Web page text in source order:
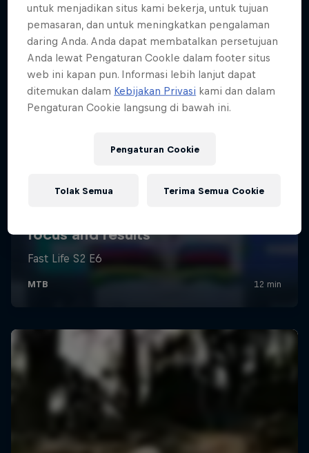
untuk menjadikan situs kami bekerja, untuk tujuan
pemasaran, dan untuk meningkatkan pengalaman
daring Anda. Anda dapat membatalkan persetujuan
Anda lewat Pengaturan CookIe dalam footer situs
web ini kapan pun. Informasi lebih lanjut dapat
ditemukan dalam Kebijakan Privasi kami dan dalam
Pengaturan Cookie langsung di bawah ini.
Pengaturan Cookie
Tolak Semua Terima Semua Cookie